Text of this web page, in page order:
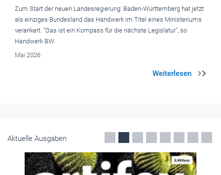
Zum Start der neuen Landesregierung: Baden-Württemberg hat jetzt
als einziges Bundesland das Handwerk im Titel eines Ministeriums
verankert. "Das ist ein Kompass für die nächste Legislatur", so
Handwerk BW.
Mai 2026
Aktuelle Ausgaben